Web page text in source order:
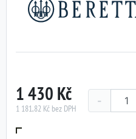
1 430 Kč
1 181,82 Kč bez DPH
-